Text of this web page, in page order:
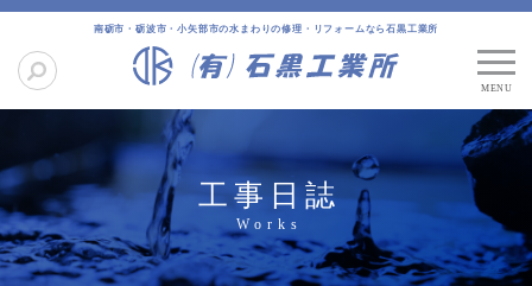
南砺市・砺波市・小矢部市の水まわりの修理・リフォームなら石黒工業所
工事日誌